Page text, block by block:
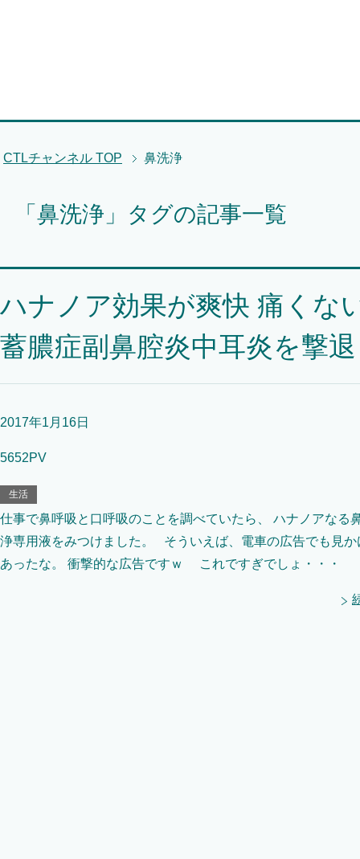
CTLチャンネル TOP 鼻洗浄
「鼻洗浄」タグの記事一覧
ハナノア効果が爽快 痛くな
蓄膿症副鼻腔炎中耳炎を撃退
2017年1月16日
5652PV
生活
仕事で鼻呼吸と口呼吸のことを調べていたら、 ハナノアなる
浄専用液をみつけました。 そういえば、電車の広告でも見か
あったな。 衝撃的な広告ですｗ これですぎでしょ・・・